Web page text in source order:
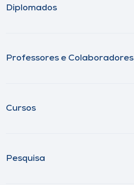
Diplomados
Professores e Colaboradores
Cursos
Pesquisa